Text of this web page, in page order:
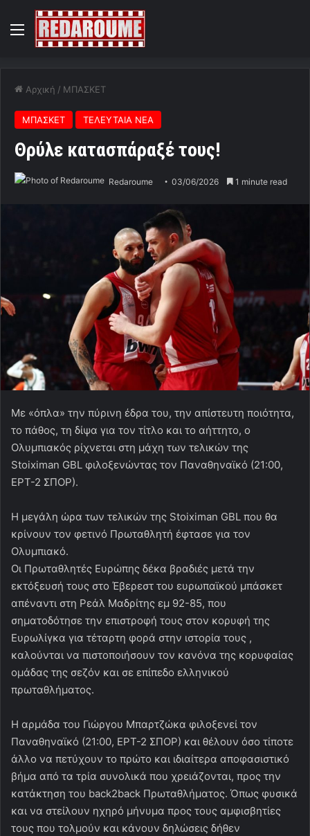
Menu
Αρχική / ΜΠΑΣΚΕΤ
ΜΠΑΣΚΕΤ ΤΕΛΕΥΤΑΙΑ ΝΕΑ
Θρύλε κατασπάραξέ τους!
Redaroume 03/06/2026 1 minute read
Με «όπλα» την πύρινη έδρα του, την απίστευτη ποιότητα,
το πάθος, τη δίψα για τον τίτλο και το αήττητο, ο
Ολυμπιακός ρίχνεται στη μάχη των τελικών της
Stoiximan GBL φιλοξενώντας τον Παναθηναϊκό (21:00,
ΕΡΤ-2 ΣΠΟΡ).
Η μεγάλη ώρα των τελικών της Stoiximan GBL που θα
κρίνουν τον φετινό Πρωταθλητή έφτασε για τον
Ολυμπιακό.
Οι Πρωταθλητές Ευρώπης δέκα βραδιές μετά την
εκτόξευσή τους στο Έβερεστ του ευρωπαϊκού μπάσκετ
απέναντι στη Ρεάλ Μαδρίτης εμ 92-85, που
σηματοδότησε την επιστροφή τους στον κορυφή της
Ευρωλίγκα για τέταρτη φορά στην ιστορία τους ,
καλούνται να πιστοποιήσουν τον κανόνα της κορυφαίας
ομάδας της σεζόν και σε επίπεδο ελληνικού
πρωταθλήματος.
Η αρμάδα του Γιώργου Μπαρτζώκα φιλοξενεί τον
Παναθηναϊκό (21:00, ΕΡΤ-2 ΣΠΟΡ) και θέλουν όσο τίποτε
άλλο να πετύχουν το πρώτο και ιδιαίτερα αποφασιστικό
βήμα από τα τρία συνολικά που χρειάζονται, προς την
κατάκτηση του back2back Πρωταθλήματος. Όπως φυσικά
και να στείλουν ηχηρό μήνυμα προς τους αμφισβητίες
τους που τολμούν και κάνουν δηλώσεις δήθεν